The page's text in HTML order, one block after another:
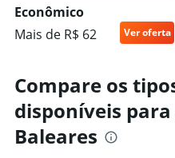
Econômico
Mais de R$ 62
Ver oferta
Compare os
disponíveis
Baleares